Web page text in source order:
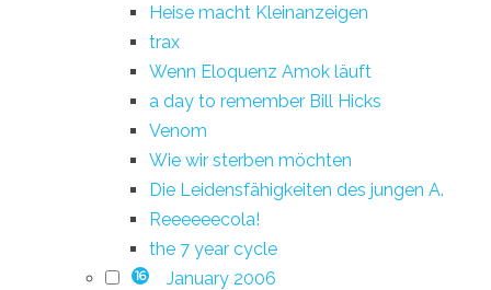
Heise macht Kleinanzeigen
trax
Wenn Eloquenz Amok läuft
a day to remember Bill Hicks
Venom
Wie wir sterben möchten
Die Leidensfähigkeiten des jungen A.
Reeeeeecola!
the 7 year cycle
16 January 2006